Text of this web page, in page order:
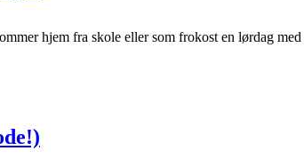
hjem fra skole eller som frokost en lørdag